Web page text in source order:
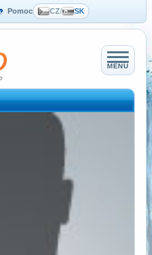
Pomoc CZ/ SK
MENU